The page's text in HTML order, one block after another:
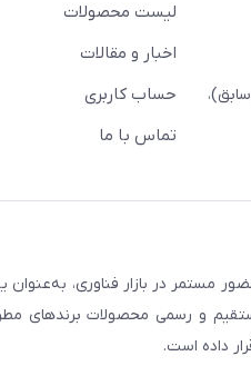
لیست محصولات
اخبار و مقالات
حساب کاربری
تماس با ما
مستمر در بازار فناوری، به‌عنوان
داده است.